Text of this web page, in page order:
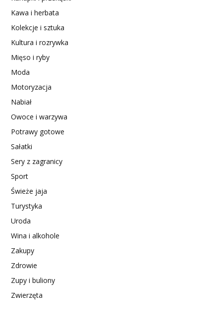
Kawa i herbata
Kolekcje i sztuka
Kultura i rozrywka
Mięso i ryby
Moda
Motoryzacja
Nabiał
Owoce i warzywa
Potrawy gotowe
Sałatki
Sery z zagranicy
Sport
Świeże jaja
Turystyka
Uroda
Wina i alkohole
Zakupy
Zdrowie
Zupy i buliony
Zwierzęta